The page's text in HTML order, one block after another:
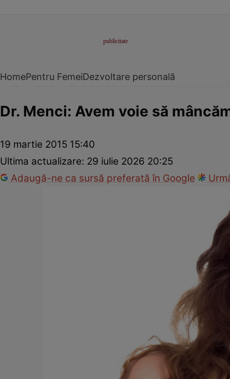
HomePentru FemeiDezvoltare personală
Dr. Menci: Avem voie să
19 martie 2015 15:40
Ultima actualizare: 29 iulie 2026 20:25
Adaugă-ne ca sursă preferată în Google